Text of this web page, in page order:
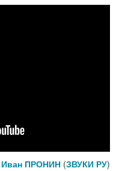
Иван ПРОНИН (ЗВУКИ РУ)